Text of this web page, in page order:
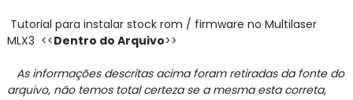
Tutorial para instalar stock rom / firmware no Multilaser
MLX3 <<Dentro do Arquivo>>
As informações descritas acima foram retiradas da fonte do
arquivo, não temos total certeza se a mesma esta correta,